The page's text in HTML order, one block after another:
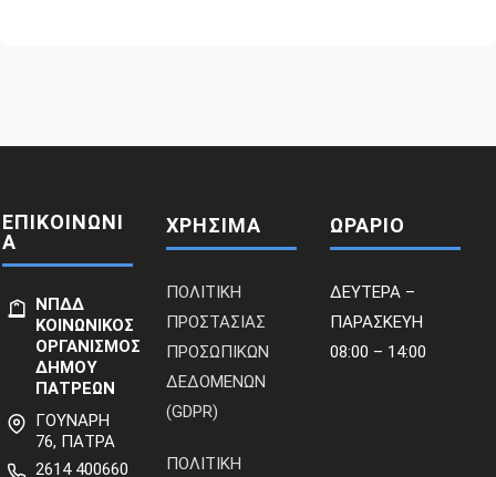
ΕΠΙΚΟΙΝΩΝΙ
Α
ΝΠΔΔ
ΚΟΙΝΩΝΙΚΟΣ
ΟΡΓΑΝΙΣΜΟΣ
ΔΗΜΟΥ
ΠΑΤΡΕΩΝ
ΓΟΥΝΑΡΗ
76, ΠΑΤΡΑ
2614 400660
ΧΡΗΣΙΜΑ
ΠΟΛΙΤΙΚΗ
ΠΡΟΣΤΑΣΙΑΣ
ΠΡΟΣΩΠΙΚΩΝ
ΔΕΔΟΜΕΝΩΝ
(GDPR)
ΠΟΛΙΤΙΚΗ
ΩΡΑΡΙΟ
ΔΕΥΤΕΡΑ –
ΠΑΡΑΣΚΕΥΗ
08:00 – 14:00